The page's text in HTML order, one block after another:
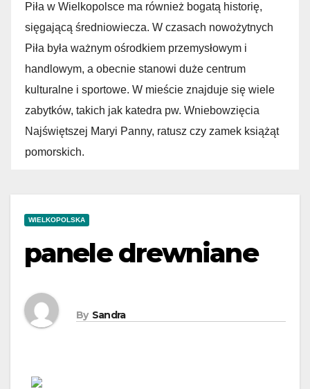
Piła w Wielkopolsce ma również bogatą historię,
sięgającą średniowiecza. W czasach nowożytnych
Piła była ważnym ośrodkiem przemysłowym i
handlowym, a obecnie stanowi duże centrum
kulturalne i sportowe. W mieście znajduje się wiele
zabytków, takich jak katedra pw. Wniebowzięcia
Najświętszej Maryi Panny, ratusz czy zamek książąt
pomorskich.
WIELKOPOLSKA
panele drewniane
By Sandra